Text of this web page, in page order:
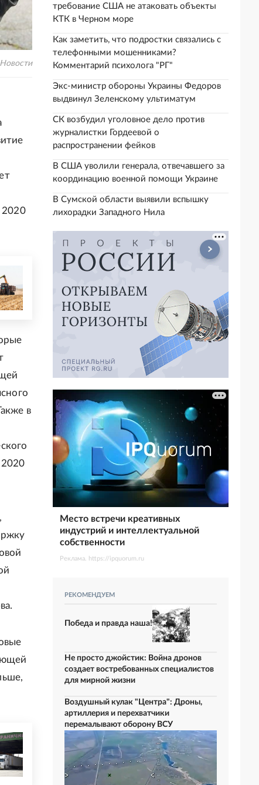
2020
в
требование США не атаковать объекты
КТК в Черном море
Как заметить, что подростки связались с
телефонными мошенниками?
Комментарий психолога "РГ"
Экс-министр обороны Украины Федоров
выдвинул Зеленскому ультиматум
СК возбудил уголовное дело против
журналистки Гордеевой о
распространении фейков
В США уволили генерала, отвечавшего за
координацию военной помощи Украине
В Сумской области выявили вспышку
лихорадки Западного Нила
Место встречи креативных
индустрий и интеллектуальной
собственности
Реклама. https://ipquorum.ru
РЕКОМЕНДУЕМ
Победа и правда наша!
Не просто джойстик: Война дронов
создает востребованных специалистов
для мирной жизни
Воздушный кулак "Центра": Дроны,
артиллерия и перехватчики
перемалывают оборону ВСУ